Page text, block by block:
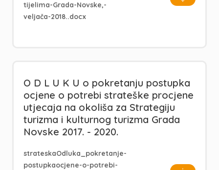
tijelima-Grada-Novske,-
veljača-2018..docx
O D L U K U o pokretanju postupka
ocjene o potrebi strateške procjene
utjecaja na okoliša za Strategiju
turizma i kulturnog turizma Grada
Novske 2017. - 2020.
strateskaOdluka_pokretanje-
postupkaocjene-o-potrebi-